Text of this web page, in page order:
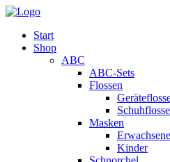
Start
Shop
ABC
ABC-Sets
Flossen
Masken
Erwachsene
Kinder